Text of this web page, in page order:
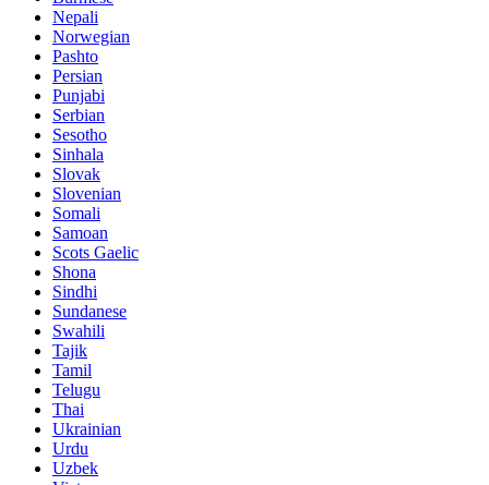
Nepali
Norwegian
Pashto
Persian
Punjabi
Serbian
Sesotho
Sinhala
Slovak
Slovenian
Somali
Samoan
Scots Gaelic
Shona
Sindhi
Sundanese
Swahili
Tajik
Tamil
Telugu
Thai
Ukrainian
Urdu
Uzbek